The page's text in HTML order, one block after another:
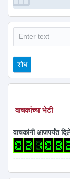
शोध
शोध
वाचकांच्या भेटी
वाचकांनी आजपर्यंत